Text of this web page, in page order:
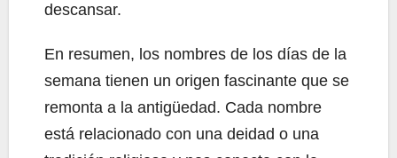
descansar.
En resumen, los nombres de los días de la
semana tienen un origen fascinante que se
remonta a la antigüedad. Cada nombre
está relacionado con una deidad o una